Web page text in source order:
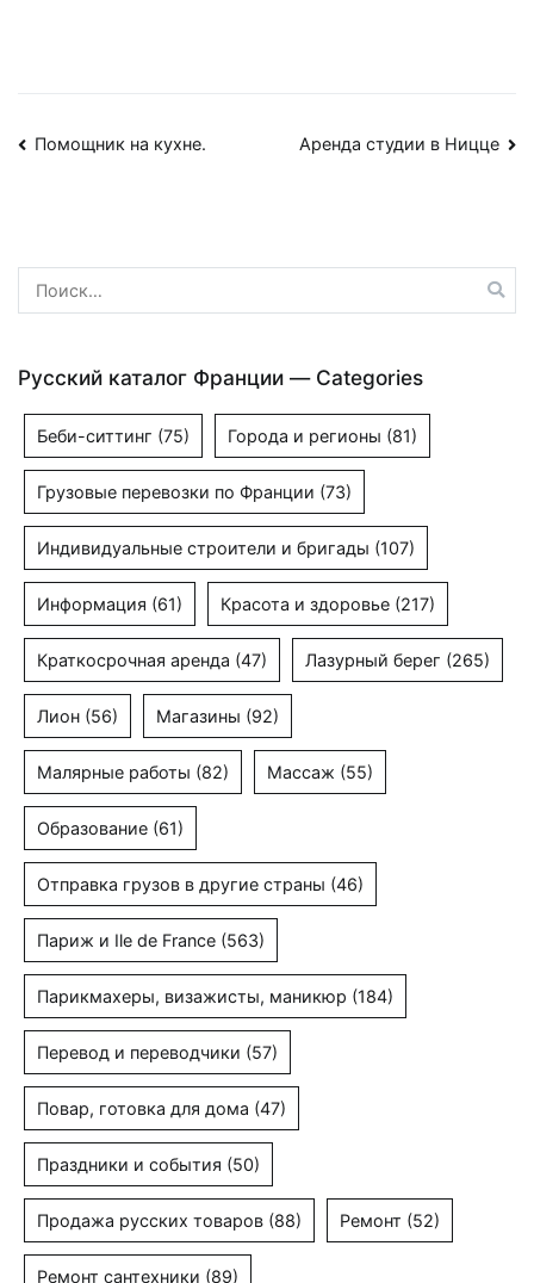
Навигация
Помощник на кухне. Аренда студии в Ницце
Найти:
Русский каталог Франции — Categories
Беби-ситтинг (75) Города и регионы (81)
Грузовые перевозки по Франции (73)
Индивидуальные строители и бригады (107)
Информация (61) Красота и здоровье (217)
Краткосрочная аренда (47) Лазурный берег (265)
Лион (56) Магазины (92)
Малярные работы (82) Массаж (55)
Образование (61)
Отправка грузов в другие страны (46)
Париж и Ile de France (563)
Парикмахеры, визажисты, маникюр (184)
Перевод и переводчики (57)
Повар, готовка для дома (47)
Праздники и события (50)
Продажа русских товаров (88) Ремонт (52)
Ремонт сантехники (89)